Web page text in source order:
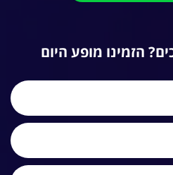
הזמינו מופע היום